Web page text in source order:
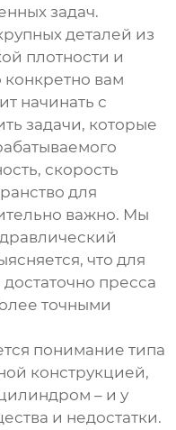
задач.
деталей из
плотности и
вам
начинать с
задачи, которые
скорость
для
важно. Мы
что для
пресса
точными
понимание типа
конструкцией,
– и у
и недостатки.